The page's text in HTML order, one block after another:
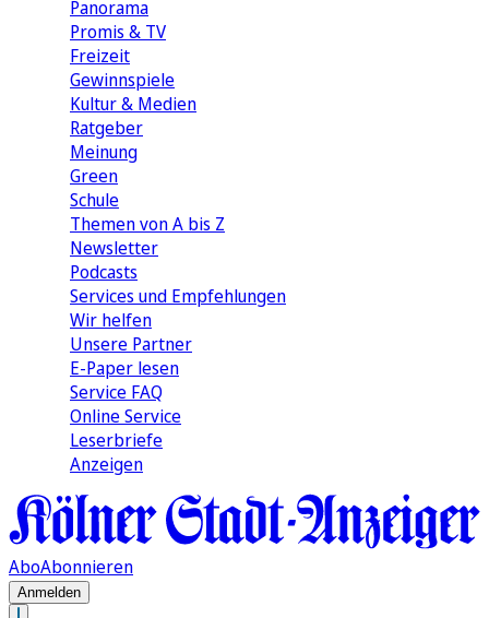
Panorama
Promis & TV
Freizeit
Gewinnspiele
Kultur & Medien
Ratgeber
Meinung
Green
Schule
Themen von A bis Z
Newsletter
Podcasts
Services und Empfehlungen
Wir helfen
Unsere Partner
E-Paper lesen
Service FAQ
Online Service
Leserbriefe
Anzeigen
AboAbonnieren
Anmelden